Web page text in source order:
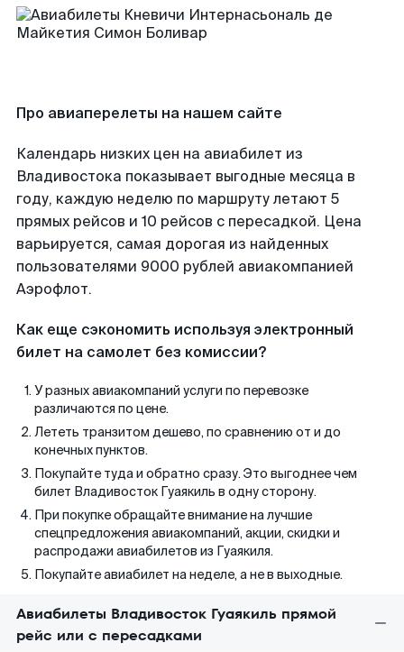
Про авиаперелеты на нашем сайте
Календарь низких цен на авиабилет из
Владивостока показывает выгодные месяца в
году, каждую неделю по маршруту летают 5
прямых рейсов и 10 рейсов с пересадкой. Цена
варьируется, самая дорогая из найденных
пользователями 9000 рублей авиакомпанией
Аэрофлот.
Как еще сэкономить используя электронный
билет на самолет без комиссии?
У разных авиакомпаний услуги по перевозке
различаются по цене.
Лететь транзитом дешево, по сравнению от и до
конечных пунктов.
Покупайте туда и обратно сразу. Это выгоднее чем
билет Владивосток Гуаякиль в одну сторону.
При покупке обращайте внимание на лучшие
спецпредложения авиакомпаний, акции, скидки и
распродажи авиабилетов из Гуаякиля.
Покупайте авиабилет на неделе, а не в выходные.
Авиабилеты Владивосток Гуаякиль прямой
рейс или с пересадками